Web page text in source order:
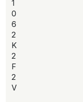
1
0
6
2
K
2
F
2
V